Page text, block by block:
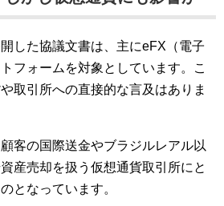
した協議文書は、主にeFX（電子
フォームを対象としています。こ
取引所への直接的な言及はありま
客の国際送金やブラジルレアル以
産売却を扱う仮想通貨取引所にと
となっています。